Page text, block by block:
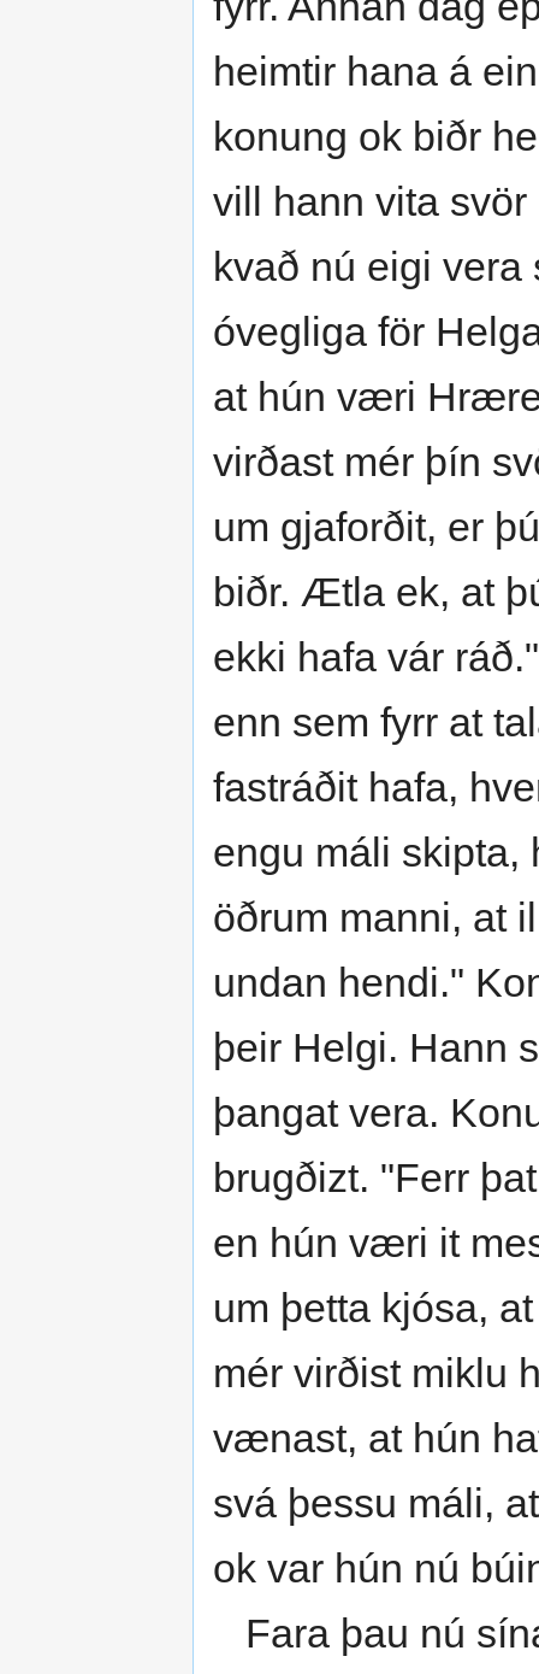
heimtir hana á
konung ok biðr
vill hann vita
kvað nú eigi
óvegliga för
at hún væri
virðast mér þín
um gjaforðit, er
biðr. Ætla ek, at
ekki hafa vár
enn sem fyrr at
fastráðit hafa,
engu máli
öðrum manni, at
undan hendi."
þeir Helgi. Hann
þangat vera.
brugðizt. "Ferr
en hún væri it
um þetta kjósa,
mér virðist miklu
vænast, at hún
svá þessu máli,
ok var hún nú
Fara þau nú